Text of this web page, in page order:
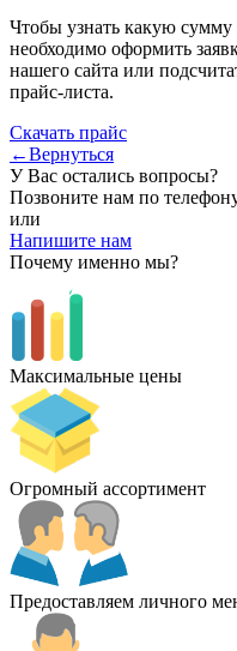
Чтобы узнать какую
необходимо оформить
нашего сайта или
прайс-листа.
Скачать прайс
←Вернуться
У Вас остались вопросы?
Позвоните нам по
или
Напишите нам
Почему именно мы?
Максимальные цены
Огромный ассортимент
Предоставляем личного